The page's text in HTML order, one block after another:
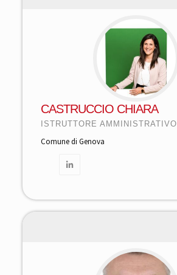
CASTRUCCIO CHIARA
ISTRUTTORE AMMINISTRATIVO
Comune di Genova